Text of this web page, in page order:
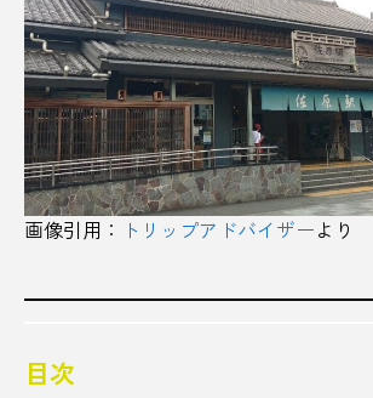
キング軒 クラフトサケ クラ
グリーンツーリズム グルメ
コーヒー コーヒー豆 ゴー
ゴールドラッシュ ここ滋賀
コワーキング コワーキングスペース
ご当地 ご当地グルメ ご当
さいたま
画像引用： トリップアドバイザーより
目次